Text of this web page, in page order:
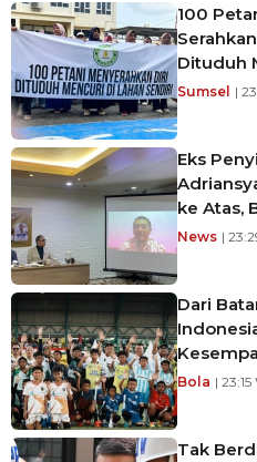
100
Dituduh
Sumsel |
Eks
ke Atas,
News |
Dari
Bola |
Tak